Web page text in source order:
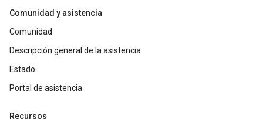
Comunidad y asistencia
Comunidad
Descripción general de la asistencia
Estado
Portal de asistencia
Recursos